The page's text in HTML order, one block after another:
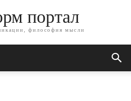
портал
философия мысли